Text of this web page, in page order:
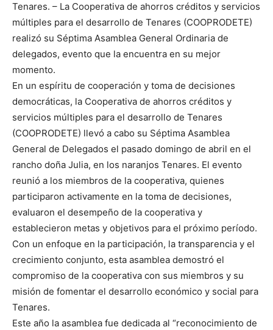
Tenares. – La Cooperativa de ahorros créditos y servicios
múltiples para el desarrollo de Tenares (COOPRODETE)
realizó su Séptima Asamblea General Ordinaria de
delegados, evento que la encuentra en su mejor
momento.
En un espíritu de cooperación y toma de decisiones
democráticas, la Cooperativa de ahorros créditos y
servicios múltiples para el desarrollo de Tenares
(COOPRODETE) llevó a cabo su Séptima Asamblea
General de Delegados el pasado domingo de abril en el
rancho doña Julia, en los naranjos Tenares. El evento
reunió a los miembros de la cooperativa, quienes
participaron activamente en la toma de decisiones,
evaluaron el desempeño de la cooperativa y
establecieron metas y objetivos para el próximo período.
Con un enfoque en la participación, la transparencia y el
crecimiento conjunto, esta asamblea demostró el
compromiso de la cooperativa con sus miembros y su
misión de fomentar el desarrollo económico y social para
Tenares.
Este año la asamblea fue dedicada al “reconocimiento de